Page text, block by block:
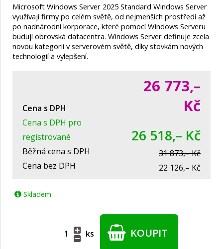
Microsoft Windows Server 2025 Standard Windows Server
využívají firmy po celém světě, od nejmenších prostředí až
po nadnárodní korporace, které pomocí Windows Serveru
budují obrovská datacentra. Windows Server definuje zcela
novou kategorii v serverovém světě, díky stovkám nových
technologií a vylepšení.
Cena s DPH
26 773,–
Kč
Cena s DPH pro
registrované
26 518,– Kč
Běžná cena s DPH
31 873,– Kč
Cena bez DPH
22 126,– Kč
Skladem
ks KOUPIT